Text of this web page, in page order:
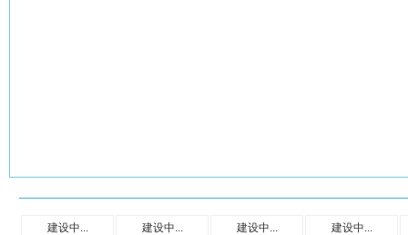
建设中... 建设中... 建设中... 建设中...